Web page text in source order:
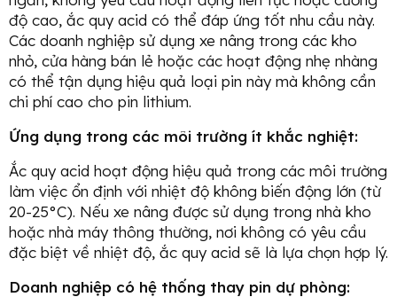
độ cao, ắc quy acid có thể đáp ứng tốt nhu cầu này.
Các doanh nghiệp sử dụng xe nâng trong các kho
nhỏ, cửa hàng bán lẻ hoặc các hoạt động nhẹ nhàng
có thể tận dụng hiệu quả loại pin này mà không cần
chi phí cao cho pin lithium.
Ứng dụng trong các môi trường ít khắc nghiệt:
Ắc quy acid hoạt động hiệu quả trong các môi trường
làm việc ổn định với nhiệt độ không biến động lớn (từ
20-25°C). Nếu xe nâng được sử dụng trong nhà kho
hoặc nhà máy thông thường, nơi không có yêu cầu
đặc biệt về nhiệt độ, ắc quy acid sẽ là lựa chọn hợp lý.
Doanh nghiệp có hệ thống thay pin dự phòng: